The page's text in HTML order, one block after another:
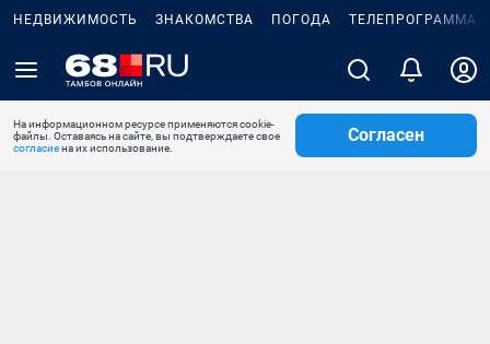
НЕДВИЖИМОСТЬ ЗНАКОМСТВА ПОГОДА ТЕЛЕПРОГРАММА
На информационном ресурсе применяются cookie-
файлы. Оставаясь на сайте, вы подтверждаете свое
согласиена их использование.
Согласен